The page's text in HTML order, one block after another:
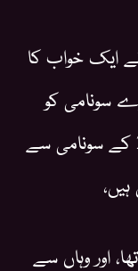
ایک خواب کا
سونامی کو
دیکھتی ہیں ۔ جو ان کے مطابق 2011 کے سونامی سے
اور وہاں سے